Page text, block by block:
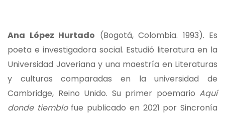
Ana López Hurtado (Bogotá, Colombia. 1993). Es
poeta e investigadora social. Estudió literatura en la
Universidad Javeriana y una maestría en Literaturas
y culturas comparadas en la universidad de
Cambridge, Reino Unido. Su primer poemario​​ Aquí
donde tiemblo​​ fue publicado en 2021 por Sincronía